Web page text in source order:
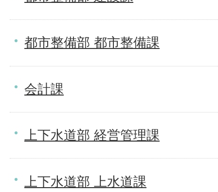
都市整備部 都市整備課
会計課
上下水道部 経営管理課
上下水道部 上水道課